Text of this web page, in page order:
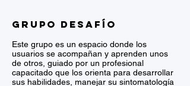
GRUPO DESAFÍO
Este grupo es un espacio donde los
usuarios se acompañan y aprenden unos
de otros, guiado por un profesional
capacitado que los orienta para desarrollar
sus habilidades, manejar su sintomatología